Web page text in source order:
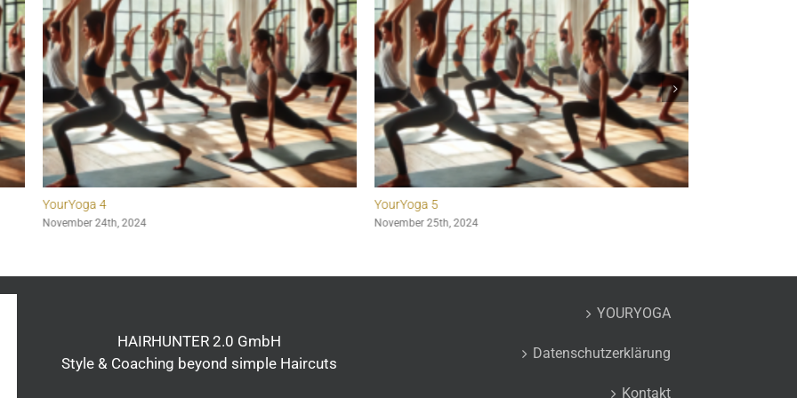
HAIRHUNTER 2.0 GmbH
Style & Coaching beyond simple Haircuts
YOURYOGA
Datenschutzerklärung
Kontakt